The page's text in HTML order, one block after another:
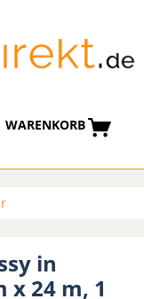
WARENKORB
in
x 24 m, 1